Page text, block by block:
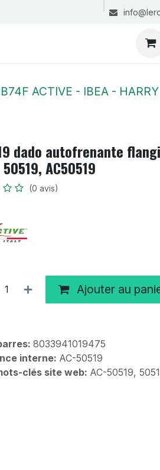
ACTIVE - IBEA - HARRY
dado autofrenante
AC50519
(0 avis)
Ajouter au
8033941019475
interne: AC-50519
clés site web: AC-50519,